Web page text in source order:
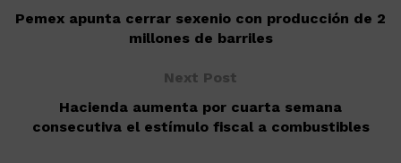
Pemex apunta cerrar sexenio con producción de 2
millones de barriles
Next Post
Hacienda aumenta por cuarta semana
consecutiva el estímulo fiscal a combustibles